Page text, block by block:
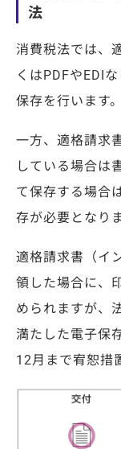
法
消費税法では、
くはPDFやEDI
保存を行います。
一方、適格請求
している場合は
て保存する場合
存が必要となりま
適格請求書（イ
領した場合に、
められますが、
満たした電子保
12 月まで宥恕措